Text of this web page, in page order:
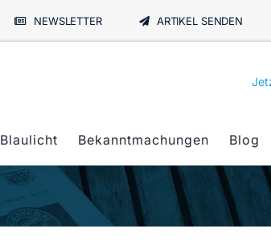
NEWSLETTER ARTIKEL SENDEN
Blaulicht Bekanntmachungen Blog